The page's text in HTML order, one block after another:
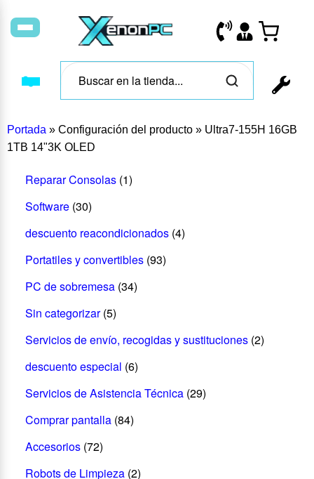
Portada » Configuración del producto » Ultra7-155H 16GB
1TB 14"3K OLED
Reparar Consolas (1)
Software (30)
descuento reacondicionados (4)
Portatiles y convertibles (93)
PC de sobremesa (34)
Sin categorizar (5)
Servicios de envío, recogidas y sustituciones (2)
descuento especial (6)
Servicios de Asistencia Técnica (29)
Comprar pantalla (84)
Accesorios (72)
Robots de Limpieza (2)